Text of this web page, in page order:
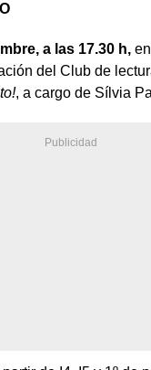
a las 17.30 h,
del Club de
, a cargo de Sílvia